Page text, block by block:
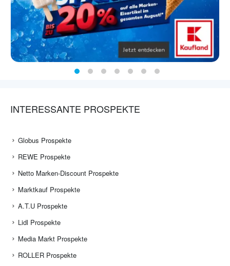
INTERESSANTE PROSPEKTE
Globus Prospekte
REWE Prospekte
Netto Marken-Discount Prospekte
Marktkauf Prospekte
A.T.U Prospekte
Lidl Prospekte
Media Markt Prospekte
ROLLER Prospekte